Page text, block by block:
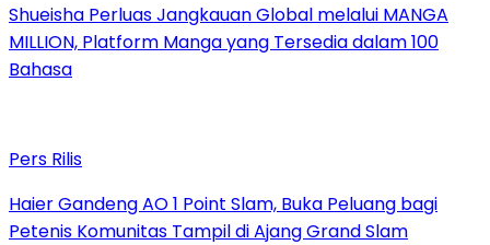
Shueisha Perluas Jangkauan Global melalui MANGA
MILLION, Platform Manga yang Tersedia dalam 100
Bahasa
Pers Rilis
Haier Gandeng AO 1 Point Slam, Buka Peluang bagi
Petenis Komunitas Tampil di Ajang Grand Slam